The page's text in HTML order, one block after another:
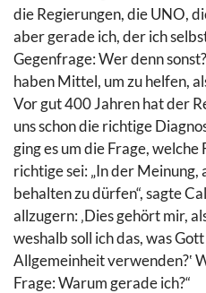
die Regierungen, die UNO,
aber gerade ich, der ich
Gegenfrage: Wer denn
haben Mittel, um zu helfen,
Vor gut 400 Jahren hat der
uns schon die richtige
ging es um die Frage,
richtige sei: „In der
behalten zu dürfen“, sagte
allzugern: ‚Dies gehört mir,
weshalb soll ich das, was
Allgemeinheit verwenden?‛
Frage: Warum gerade ich?“